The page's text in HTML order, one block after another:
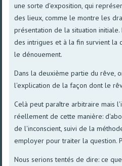
une sorte d'exposition, qui
des lieux, comme le montre les
présentation de la situation
des intrigues et à la fin survient la
le dénouement.
Dans la deuxième partie du rêve,
l'explication de la façon dont le
Celà peut paraître arbitraire mais
réellement de cette manière:
de l'inconscient, suivi de la
employer pour traiter la question.
Nous serions tentés de dire: ce